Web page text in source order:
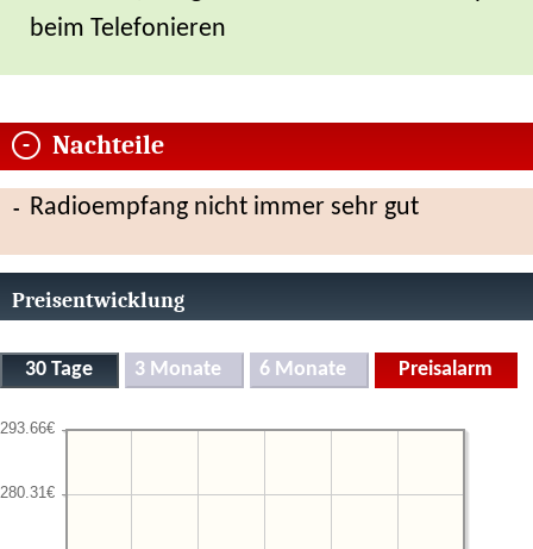
beim Telefonieren
Nachteile
Radioempfang nicht immer sehr gut
Preisentwicklung